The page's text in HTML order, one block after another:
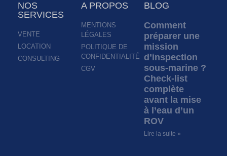
NOS
SERVICES
VENTE
LOCATION
CONSULTING
A PROPOS
MENTIONS
LÉGALES
POLITIQUE DE
CONFIDENTIALITÉ
CGV
BLOG
Comment
préparer une
mission
d’inspection
sous-marine ?
Check-list
complète
avant la mise
à l’eau d’un
ROV
Lire la suite »